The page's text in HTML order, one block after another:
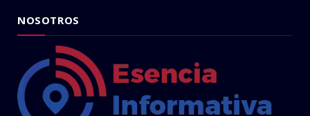
NOSOTROS